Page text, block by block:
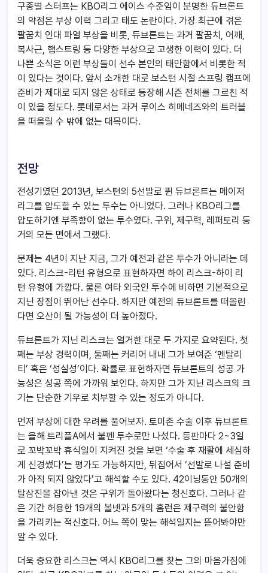
구종별 스터프는 KBO리그 에이스 수준임이 분명한 듀브론트
의 약점은 부상 이력 그리고 태도 논란이다. 가장 최근에 겪은
팔꿈치 인대 파열 부상을 비롯, 듀브론트는 과거 팔꿈치, 어깨,
복사근, 햄스트링 등 다양한 부상으로 고생한 이력이 있다. 더
나쁜 소식은 이런 부상들이 선수 본인의 태만함에서 비롯한 적
이 있다는 것이다. 앞서 소개한 대로 보스턴 시절 스프링 캠프에
준비가 제대로 되지 않은 상태로 등장해 시즌 전체를 그르친 적
이 있을 정도다. 롯데로서는 과거 루이스 히메네즈와의 트러블
을 떠올릴 수 밖에 없는 대목이다.
전망
전성기였던 2013년, 보스턴의 5선발로 뛴 듀브론트는 메이저
리그를 압도할 수 있는 투수는 아니었다. 그러나 KBO리그를
압도하기엔 부족함이 없는 투수였다. 구위, 제구력, 레퍼토리 등
거의 모든 면에서 그랬다.
문제는 4년이 지난 지금, 그가 예전과 같은 투수가 아니라는 데
있다. 리스크-리턴 유형으로 표현하자면 하이 리스크-하이 리
턴 유형에 가깝다. 물론 여타 외국인 투수에 비하면 기본적으로
지닌 장점이 뛰어난 선수다. 하지만 예전의 듀브론트를 떠올린
다면 오산이 될 가능성이 더 높아졌다.
듀브론트가 지닌 리스크는 열거한 대로 두 가지로 요약된다. 첫
째는 부상 경력이며, 둘째는 커리어 내내 그가 보여준 ‘멘탈리
티’ 혹은 ‘성실성’이다. 확률로 표현하자면 듀브론트의 성공 가
능성은 성공 쪽에 가까워 보인다. 하지만 그가 지닌 리스크의 크
기는 단순한 기우로 치부할 수 있는 정도가 아니다.
먼저 부상에 대한 우려를 풀어보자. 토미존 수술 이후 듀브론트
는 올해 트리플A에서 불펜 투수로만 나섰다. 등판마다 2~3일
로 꼬박꼬박 휴식일이 지켜진 것을 보면 ‘수술 후 재활에 세심하
게 신경썼다’는 평가도 가능하지만, 뒤집어서 ‘선발로 나설 준비
가 아직 되지 않았다’고 해석할 수도 있다. 42이닝동안 50개의
탈삼진을 잡아낸 것은 구위가 돌아왔다는 청신호다. 그러나 같
은 기간 허용한 19개의 볼넷과 5개의 홈런은 제구력의 불안함
을 가리키는 적신호다. 어느 쪽이 맞는 해석일지는 뜯어봐야만
알 수 있다.
더욱 중요한 리스크는 역시 KBO리그를 찾는 그의 마음가짐에